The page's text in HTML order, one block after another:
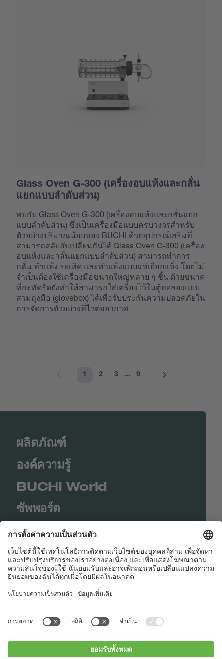
Glass Oven G-300 (เครื่องอบแห้งและกลั่น
แยกแบบลำดับส่วน)
พบกับ Glass Oven G-300 (เครื่องอบแห้งและกลั่นแยก
แบบลำดับส่วน) ซึ่งเป็นเครื่องมือแบบครบวงจรสำหรับ
ตัวอย่างปริมาณน้อยของ BUCHI ด้วยอุปกรณ์เสริมที่
สามารถสลับสับเปลี่ยนกันได้ Glass Oven G-300 (เครื่อง
อบแห้งและกลั่นแยกแบบลำดับส่วน) สามารถทำการ
กลั่น ทำแห้ง ระเหิด และทำแห้งแบบแช่เยือกแข็ง โดยไม่
จำเป็นต้องใช้เครื่องมือขนาดใหญ่หลาย ๆ ชิ้น ด้วยขนาด
ที่กะทัดรัดยังทำให้สามารถใส่เครื่องไว้ในตู้ทดลองแบบ
สวมถุงมือ (glovebox) ได้เพื่อรับประกันความปลอดภัยใน
การจัดการตัวอย่างที่ไวต่ออากาศ
1 2 3 ... 9
ผลิตภัณฑ์
องค์ความรู้
BUCHI World
ซัพพอร์ต
Shop
Contact us
BUCHI Worldwide